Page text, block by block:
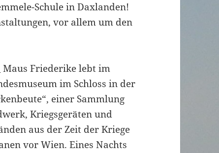
Schule in Daxlanden!
vor allem um den
Maus Friederike lebt im
im Schloss in der
einer Sammlung
Kriegsgeräten und
aus der Zeit der Kriege
vor Wien. Eines Nachts